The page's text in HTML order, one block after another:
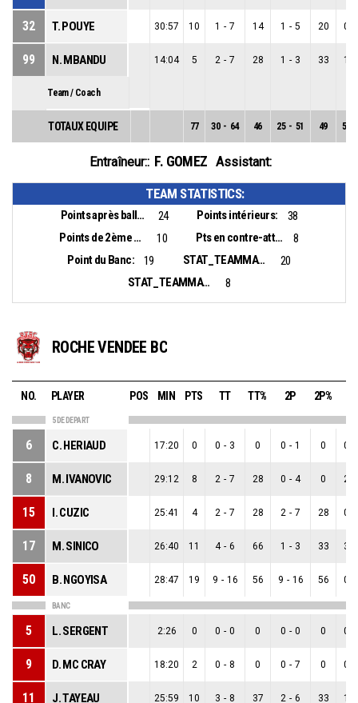
32 T. POUYE 30:57 10 1 - 7 14 1 - 5 20 0
99 N. MBANDU 14:04 5 2 - 7 28 1 - 3 33 1
Team / Coach
TOTAUX EQUIPE 77 30 - 64 46 25 - 51 49 5
Entraîneur:: F. GOMEZ Assistant:
TEAM STATISTICS:
Points après balles perdues: 24 Points intérieurs:
38
Points de 2ème chance:
10 Pts en contre-attaque:
8
Point du Banc:
19 STAT_TEAMMATCH_BASKETBALL_sBiggestLead_NAME:
20
STAT_TEAMMATCH_BASKETBALL_sBiggestScoringRun_NAME:
8
ROCHE VENDEE BC
NO. PLAYER POS MIN PTS TT TT% 2P 2P%
5 DE DEPART
6 C. HERIAUD 17:20 0 0 - 3 0 0 - 1 0 0
8 M. IVANOVIC 29:12 8 2 - 7 28 0 - 4 0 2
15 I. CUZIC 25:41 4 2 - 7 28 2 - 7 28 0
17 M. SINICO 26:40 11 4 - 6 66 1 - 3 33 3
50 B. NGOYISA 28:47 19 9 - 16 56 9 - 16 56 0
BANC
5 L. SERGENT 2:26 0 0 - 0 0 0 - 0 0 0
9 D. MC CRAY 18:20 2 0 - 8 0 0 - 7 0 0
11 J. TAYEAU 25:59 10 3 - 8 37 2 - 6 33 1